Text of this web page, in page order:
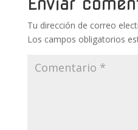
k
Tu dirección de correo
Los campos obligatorios